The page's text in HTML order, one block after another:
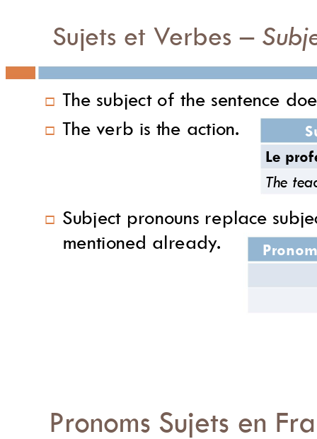
Sujets et Verbes –
 The subject of the sentence
 The verb is the action.
 Subject pronouns replace
mentioned already.
Le prof
The
Pronoms Sujets en Fr